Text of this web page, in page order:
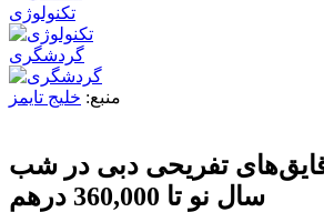
تکنولوژی
گردشگری
منبع: خلیج تایمز
قایق‌های تفریحی دبی در شب
سال نو تا 360,000 درهم